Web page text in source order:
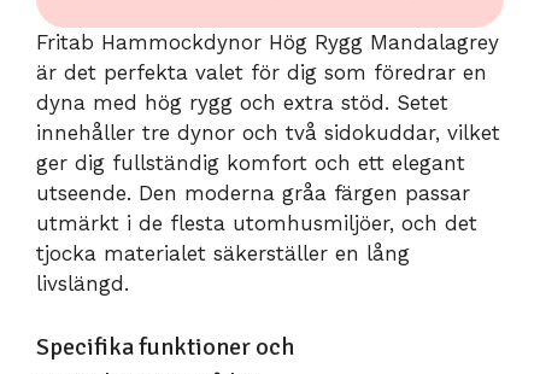
Fritab Hammockdynor Hög Rygg Mandalagrey
är det perfekta valet för dig som föredrar en
dyna med hög rygg och extra stöd. Setet
innehåller tre dynor och två sidokuddar, vilket
ger dig fullständig komfort och ett elegant
utseende. Den moderna gråa färgen passar
utmärkt i de flesta utomhusmiljöer, och det
tjocka materialet säkerställer en lång
livslängd.
Specifika funktioner och